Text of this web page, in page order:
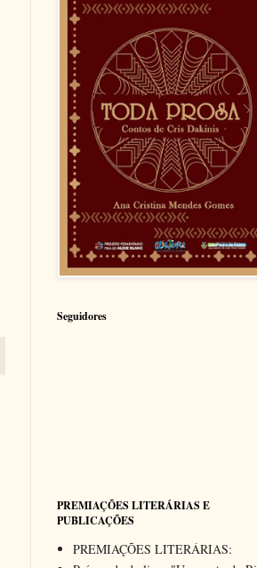
Seguidores
PREMIAÇÕES LITERÁRIAS E
PUBLICAÇÕES
PREMIAÇÕES LITERÁRIAS: